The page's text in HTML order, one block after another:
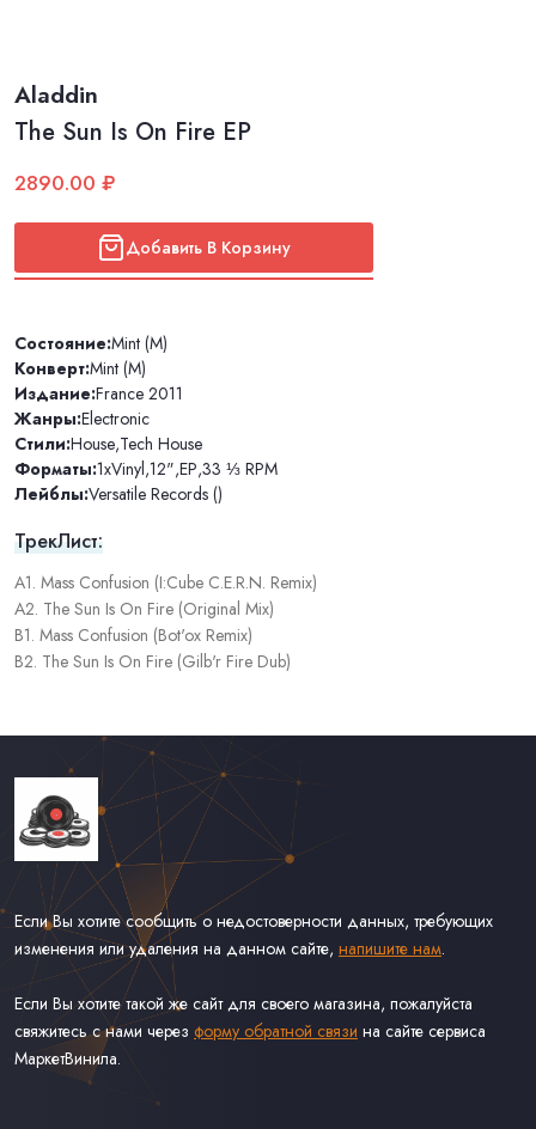
Aladdin
The Sun Is On Fire EP
2890.00 ₽
Добавить В Корзину
Состояние:Mint (M)
Конверт:Mint (M)
Издание:France 2011
Жанры:Electronic
Стили:House,Tech House
Форматы:1xVinyl,12",EP,33 ⅓ RPM
Лейблы:Versatile Records ()
ТрекЛист:
A1. Mass Confusion (I:Cube C.E.R.N. Remix)
A2. The Sun Is On Fire (Original Mix)
B1. Mass Confusion (Bot'ox Remix)
B2. The Sun Is On Fire (Gilb'r Fire Dub)
Если Вы хотите сообщить о недостоверности данных, требующих
изменения или удаления на данном сайте, напишите нам.
Если Вы хотите такой же сайт для своего магазина, пожалуйста
свяжитесь с нами через форму обратной связи на сайте сервиса
МаркетВинила.
Каталог Винила, CD и Кассет